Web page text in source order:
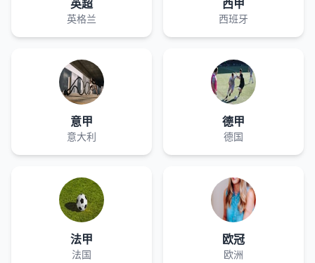
英超
英格兰
西甲
西班牙
意甲
意大利
德甲
德国
法甲
法国
欧冠
欧洲